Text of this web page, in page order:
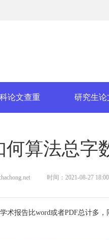
论文查重 研究生论
算法总字
时间：2021-08-27
报告比word或者PDF总计多